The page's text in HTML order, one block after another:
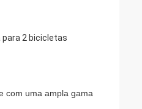
com uma ampla gama